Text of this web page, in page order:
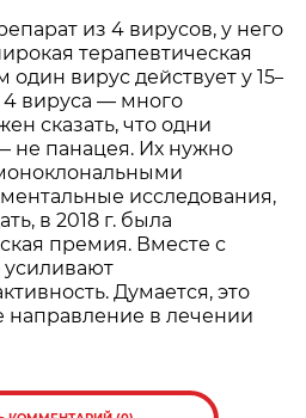
из 4 вирусов, у него
терапевтическая
один вирус действует у 15–
4 вируса — много
сказать, что одни
не панацея. Их нужно
исследования,
в 2018 г. была
премия. Вместе с
Думается, это
направление в лечении